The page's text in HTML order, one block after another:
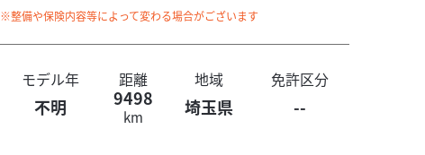
※整備や保険内容等によって変わる場合がございます
モデル年 距離 地域 免許区分
不明 9498
km 埼玉県 --